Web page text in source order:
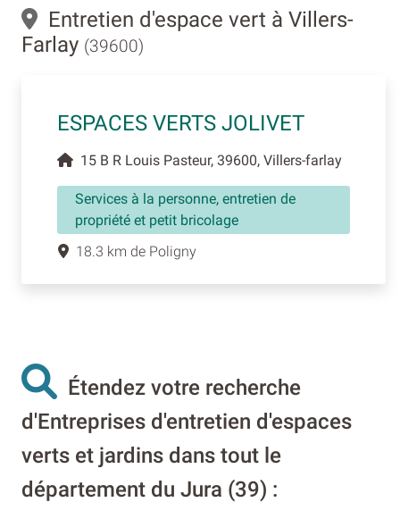
Entretien d'espace vert à Villers-
Farlay (39600)
ESPACES VERTS JOLIVET
15 B R Louis Pasteur, 39600, Villers-farlay
Services à la personne, entretien de
propriété et petit bricolage
18.3 km de Poligny
Étendez votre recherche
d'Entreprises d'entretien d'espaces
verts et jardins dans tout le
département du Jura (39) :